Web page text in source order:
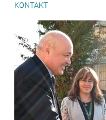
KONTAKT